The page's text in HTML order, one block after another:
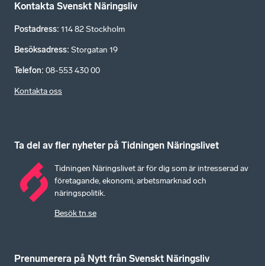
Kontakta Svenskt Näringsliv
Postadress: 114 82 Stockholm
Besöksadress: Storgatan 19
Telefon: 08-553 430 00
Kontakta oss
Ta del av fler nyheter på Tidningen Näringslivet
Tidningen Näringslivet är för dig som är intresserad av
företagande, ekonomi, arbetsmarknad och
näringspolitik.
Besök tn.se
Prenumerera på Nytt från Svenskt Näringsliv